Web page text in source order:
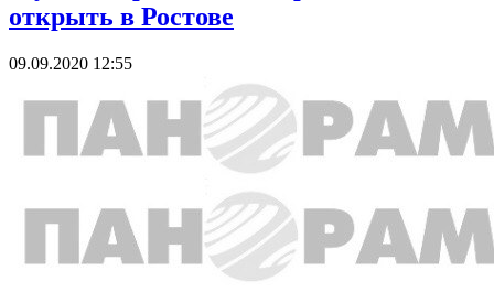
открыть в Ростове
09.09.2020 12:55